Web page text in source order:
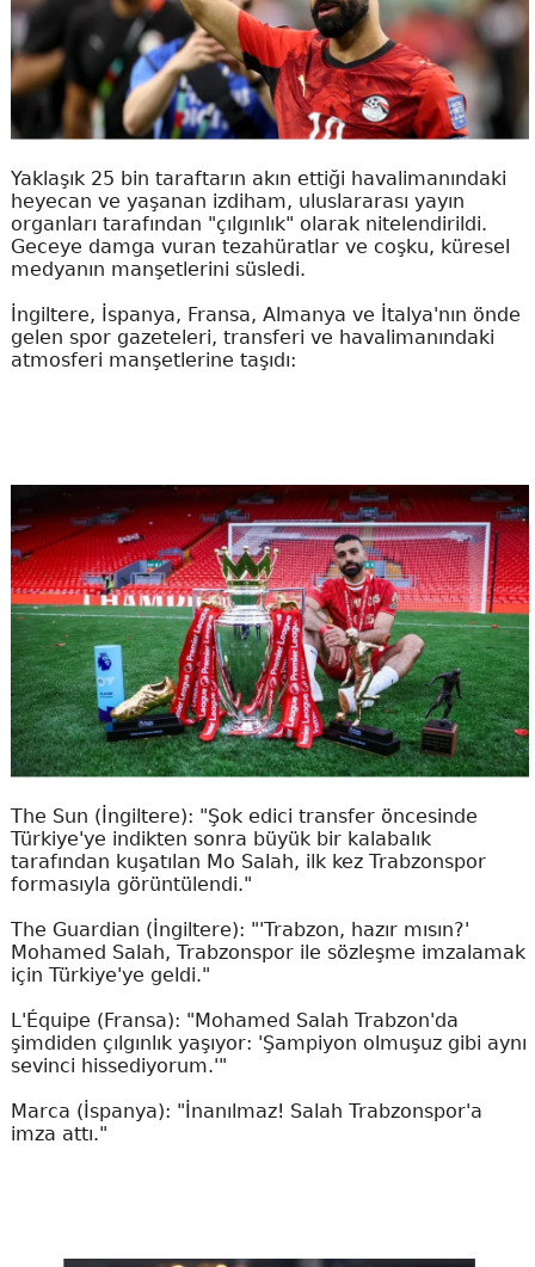
Yaklaşık 25 bin taraftarın akın ettiği havalimanındaki
heyecan ve yaşanan izdiham, uluslararası yayın
organları tarafından "çılgınlık" olarak nitelendirildi.
Geceye damga vuran tezahüratlar ve coşku, küresel
medyanın manşetlerini süsledi.
İngiltere, İspanya, Fransa, Almanya ve İtalya'nın önde
gelen spor gazeteleri, transferi ve havalimanındaki
atmosferi manşetlerine taşıdı:
The Sun (İngiltere): "Şok edici transfer öncesinde
Türkiye'ye indikten sonra büyük bir kalabalık
tarafından kuşatılan Mo Salah, ilk kez Trabzonspor
formasıyla görüntülendi."
The Guardian (İngiltere): "'Trabzon, hazır mısın?'
Mohamed Salah, Trabzonspor ile sözleşme imzalamak
için Türkiye'ye geldi."
L'Équipe (Fransa): "Mohamed Salah Trabzon'da
şimdiden çılgınlık yaşıyor: 'Şampiyon olmuşuz gibi aynı
sevinci hissediyorum.'"
Marca (İspanya): "İnanılmaz! Salah Trabzonspor'a
imza attı."